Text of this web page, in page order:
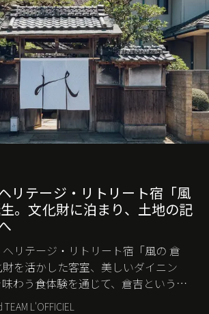
リテージ・リトリート宿「風
。文化財に泊まり、土地の記
リテージ・リトリート宿「風の 倉
を活かした客室、美しいダイニン
わう食体験を通じて、倉吉というま
を提案する。
L'OFFICIEL